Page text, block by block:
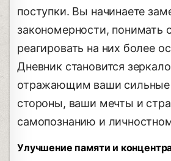
поступки. Вы начинаете
закономерности, понимать
реагировать на них более
Дневник становится
отражающим ваши сильные
стороны, ваши мечты и
самопознанию и
Улучшение памяти и